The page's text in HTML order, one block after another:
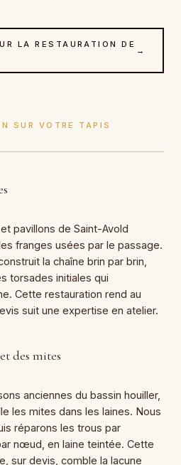
LA RESTAURATION DE
→
SUR VOTRE TAPIS
pavillons de Saint-Avold
franges usées par le passage.
la chaîne brin par brin,
torsades initiales qui
Cette restauration rend au
suit une expertise en atelier.
des mites
anciennes du bassin houiller,
les mites dans les laines. Nous
réparons les trous par
nœud, en laine teintée. Cette
sur devis, comble la lacune